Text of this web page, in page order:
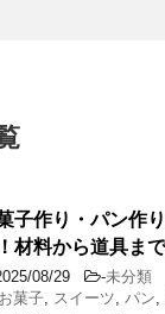
子作り・パン作
材料から道具ま
08/29 -未分類
お菓子
スイーツ パン